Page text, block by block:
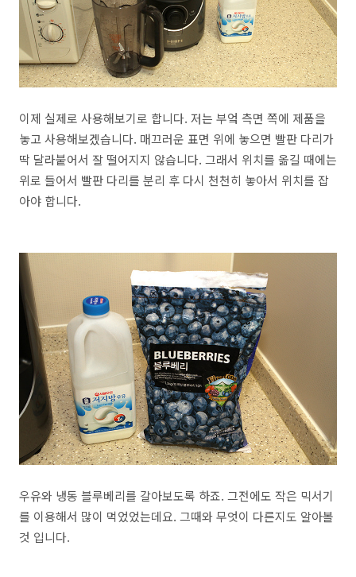
이제 실제로 사용해보기로 합니다. 저는 부엌 측면 쪽에 제품을
놓고 사용해보겠습니다. 매끄러운 표면 위에 놓으면 빨판 다리가
딱 달라붙어서 잘 떨어지지 않습니다. 그래서 위치를 옮길 때에는
위로 들어서 빨판 다리를 분리 후 다시 천천히 놓아서 위치를 잡
아야 합니다.
우유와 냉동 블루베리를 갈아보도록 하죠. 그전에도 작은 믹서기
를 이용해서 많이 먹었었는데요. 그때와 무엇이 다른지도 알아볼
것 입니다.